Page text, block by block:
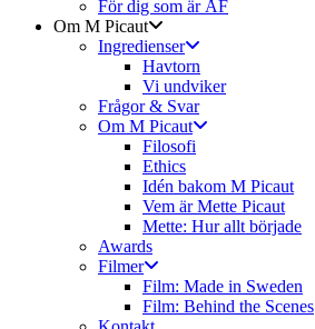
För dig som är ÅF
Om M Picaut
Ingredienser
Havtorn
Vi undviker
Frågor & Svar
Om M Picaut
Filosofi
Ethics
Idén bakom M Picaut
Vem är Mette Picaut
Mette: Hur allt började
Awards
Filmer
Film: Made in Sweden
Film: Behind the Scenes